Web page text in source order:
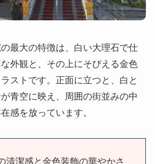
最大の特徴は、白い大理石で仕
な外観と、その上にそびえる金色
ストです。正面に立つと、白と
青空に映え、周囲の街並みの中
感を放っています。
清潔感と金色装飾の華やかさ